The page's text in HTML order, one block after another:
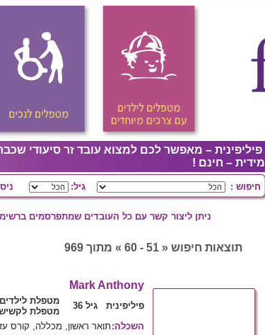
פיליפינית – מאפשר לכם למצוא עובד זר סיעודי
מידית – חינם !
חיפוש : גיל:
ניתן ליצור קשר עם כל העובדים שמתפרסמים
תוצאות חיפוש « 51 - 60 » מתוך 969
Mark Anthony
פיליפינית גיל 36
מטפלת
מטפלת
השכלה: תואר ראשון, מכללה, קורס